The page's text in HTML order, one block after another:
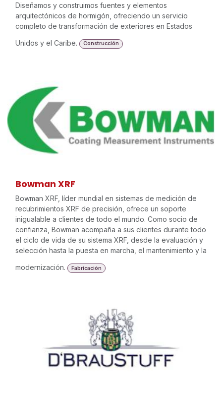
Diseñamos y construimos fuentes y elementos
arquitectónicos de hormigón, ofreciendo un servicio
completo de transformación de exteriores en Estados
Unidos y el Caribe.
Construcción
Bowman XRF
Bowman XRF, líder mundial en sistemas de medición de
recubrimientos XRF de precisión, ofrece un soporte
inigualable a clientes de todo el mundo. Como socio de
confianza, Bowman acompaña a sus clientes durante todo
el ciclo de vida de su sistema XRF, desde la evaluación y
selección hasta la puesta en marcha, el mantenimiento y la
modernización.
Fabricación